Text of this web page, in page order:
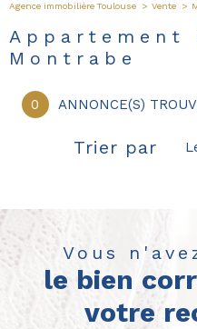
Agence immobilière Toulouse Vente
Appartement
Montrabe
0 ANNONCE(S)
Trier par
Vous
le bien
votre